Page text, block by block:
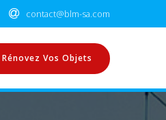
contact@blm-sa.com
Rénovez Vos Objets